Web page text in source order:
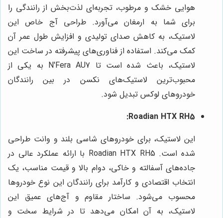
هوایی خشک و مرطوب، تجربه‌ای لذت‌بخش از رانندگی را
برای شما به ارمغان می‌آورد. طراحی آج خاص این
لاستیک، به کاهش صدای تولیدی و افزایش طول عمر آن
کمک می‌کند. استفاده از فناوری‌های پیشرفته در ساخت این
لاستیک، باعث شده است تا N'Fera AU7 به یکی از
محبوب‌ترین لاستیک‌های نکسن در بین رانندگان
خودروهای لوکس تبدیل شود.
Roadian HTX RH5:
این لاستیک، برای خودروهای شاسی بلند و وانت طراحی
شده است. Roadian HTX RH5 با ارائه عملکرد عالی در
جاده‌های آسفالته و خاکی، دوام بالا و قیمت مناسب، یک
انتخاب اقتصادی و کارآمد برای رانندگان این نوع خودروها
محسوب می‌شود. ساختار مقاوم و آج‌های عمیق این
لاستیک، به آن امکان می‌دهد تا در شرایط سخت و